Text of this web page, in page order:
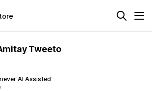
Tweeto
AI Assisted